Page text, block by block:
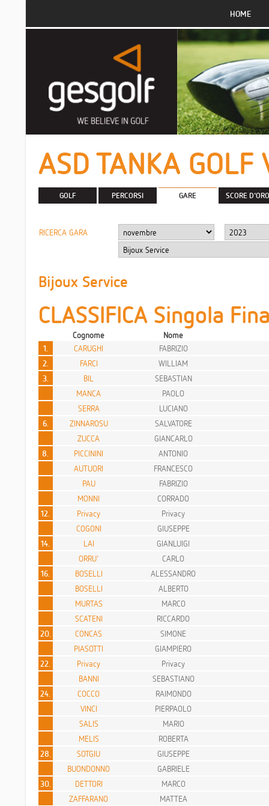
HOME
ASD TANKA GOLF
GOLF PERCORSI GARE SCORE D'ORO
RICERCA GARA
Bijoux Service
CLASSIFICA Singola
Cognome
Nome
1.
CARUGHI
FABRIZIO
2.
FARCI
WILLIAM
3.
BIL
SEBASTIAN
MANCA
PAOLO
SERRA
LUCIANO
6.
ZINNAROSU
SALVATORE
ZUCCA
GIANCARLO
8.
PICCININI
ANTONIO
AUTUORI
FRANCESCO
PAU
FABRIZIO
MONNI
CORRADO
12.
Privacy
Privacy
COGONI
GIUSEPPE
14.
LAI
GIANLUIGI
ORRU'
CARLO
16.
BOSELLI
ALESSANDRO
BOSELLI
ALBERTO
MURTAS
MARCO
SCATENI
RICCARDO
20.
CONCAS
SIMONE
PIASOTTI
GIAMPIERO
22.
Privacy
Privacy
BANNI
SEBASTIANO
24.
COCCO
RAIMONDO
VINCI
PIERPAOLO
SALIS
MARIO
MELIS
ROBERTA
28.
SOTGIU
GIUSEPPE
BUONDONNO
GABRIELE
30.
DETTORI
MARCO
ZAFFARANO
MATTEA